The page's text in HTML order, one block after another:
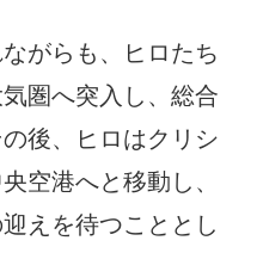
がらも、ヒロたち
圏へ突入し、総合
後、ヒロはクリシ
空港へと移動し、
えを待つこととし